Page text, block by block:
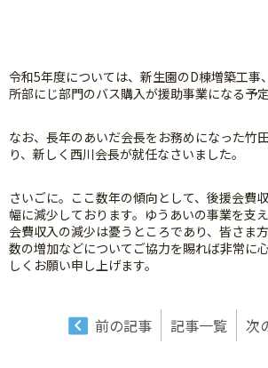
令和5年度については、新生園のD棟増築工事
所部にじ部門のバス購入が援助事業になる予定
なお、長年のあいだ会長をお務めになった竹
り、新しく西川会長が就任なさいました。
さいごに。ここ数年の傾向として、後援会費
幅に減少しております。ゆうあいの事業を支
会費収入の減少は憂うところであり、皆さま
数の増加などについてご協力を賜れば非常に
しくお願い申し上げます。
前の記事 記事一覧 次